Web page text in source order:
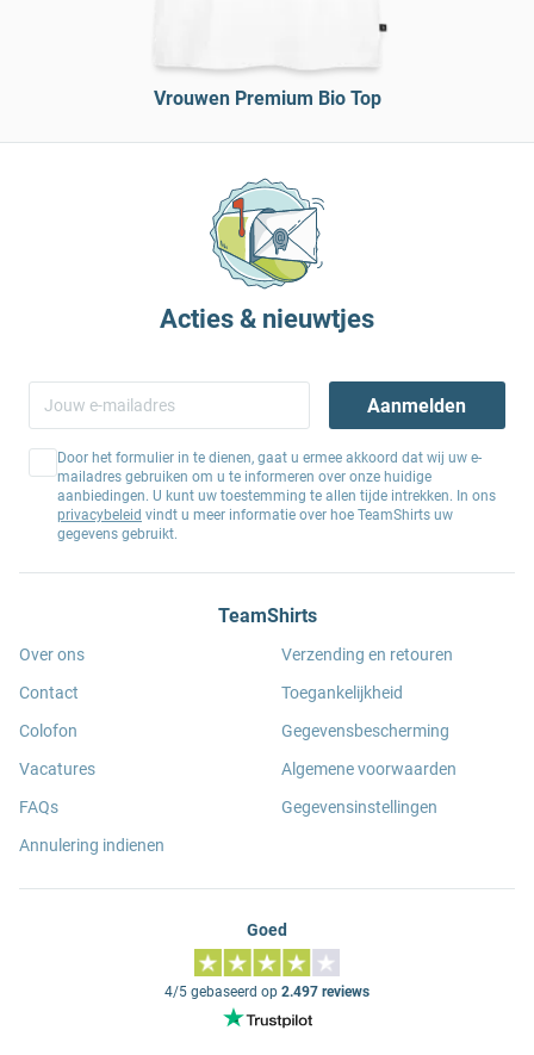
Vrouwen Premium Bio Top
Acties & nieuwtjes
Aanmelden
Door het formulier in te dienen, gaat u ermee akkoord dat wij uw e-
mailadres gebruiken om u te informeren over onze huidige
aanbiedingen. U kunt uw toestemming te allen tijde intrekken. In ons
privacybeleid vindt u meer informatie over hoe TeamShirts uw
gegevens gebruikt.
TeamShirts
Over ons
Contact
Colofon
Vacatures
FAQs
Annulering indienen
Verzending en retouren
Toegankelijkheid
Gegevensbescherming
Algemene voorwaarden
Gegevensinstellingen
Goed
4/5 gebaseerd op 2.497 reviews